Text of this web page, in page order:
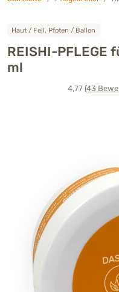
Haut / Fell, Pfoten / Ballen
REISHI-PFLEGE
ml
4,77(43